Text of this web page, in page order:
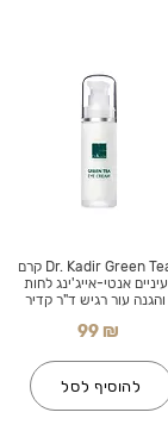
Dr. Kadir Green Tea קרם
עיניים אנטי-אייג'ינג לחות
והגנה עור רגיש ד"ר קדיר
99 ₪
להוסיף לסל